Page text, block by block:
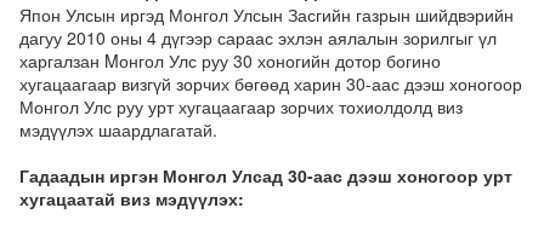
Япон Улсын иргэд Монгол Улсын Засгийн газрын шийдвэрийн
дагуу 2010 оны 4 дүгээр сараас эхлэн аялалын зорилгыг үл
харгалзан Mонгол Улс руу 30 хоногийн дотор богино
хугацаагаар визгүй зорчих бөгөөд харин 30-аас дээш хоногоор
Монгол Улс руу урт хугацаагаар зорчих тохиолдолд виз
мэдүүлэх шаардлагатай.
Гадаадын иргэн Монгол Улсад 30-аас дээш хоногоор урт
хугацаатай виз мэдүүлэх: